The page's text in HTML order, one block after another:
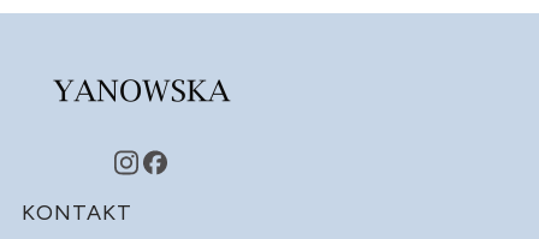
Linki w stopce
KONTAKT